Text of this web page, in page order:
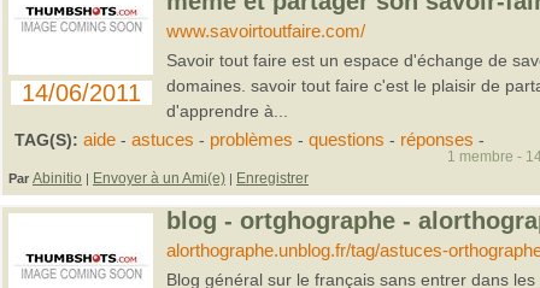
14/06/2011
www.savoirtoutfaire.com/
Savoir tout faire est un espace d'échange de
domaines. savoir tout faire c'est le plaisir de
d'apprendre à...
TAG(S): aide - astuces - problèmes - questions - réponses -
Par Abinitio | Envoyer à un Ami(e) | Enregistrer
1 membre -
blog - ortghographe -
alorthographe.unblog.fr/tag/astuces-
Blog général sur le français sans entrer dans